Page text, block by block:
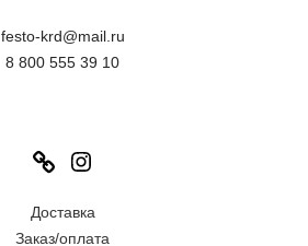
festo-krd@mail.ru
8 800 555 39 10
Link
Доставка
Заказ/оплата